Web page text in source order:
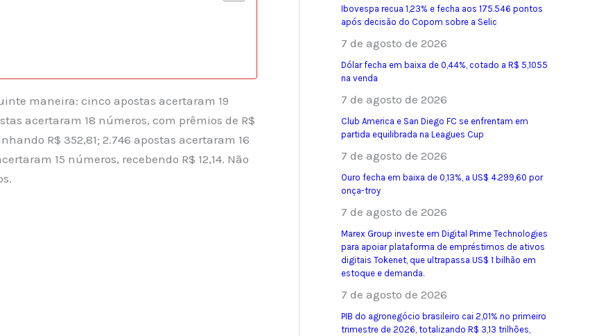
maneira: cinco apostas acertaram 19
acertaram 18 números, com prêmios de R$
R$ 352,81; 2.746 apostas acertaram 16
15 números, recebendo R$ 12,14. Não
Ibovespa recua 1,23% e fecha aos 175.546 pontos
após decisão do Copom sobre a Selic
7 de agosto de 2026
Dólar fecha em baixa de 0,44%, cotado a R$ 5,1055
na venda
7 de agosto de 2026
Club America e San Diego FC se enfrentam em
partida equilibrada na Leagues Cup
7 de agosto de 2026
Ouro fecha em baixa de 0,13%, a US$ 4.299,60 por
onça-troy
7 de agosto de 2026
Marex Group investe em Digital Prime Technologies
para apoiar plataforma de empréstimos de ativos
digitais Tokenet, que ultrapassa US$ 1 bilhão em
estoque e demanda.
7 de agosto de 2026
PIB do agronegócio brasileiro cai 2,01% no primeiro
trimestre de 2026, totalizando R$ 3,13 trilhões,